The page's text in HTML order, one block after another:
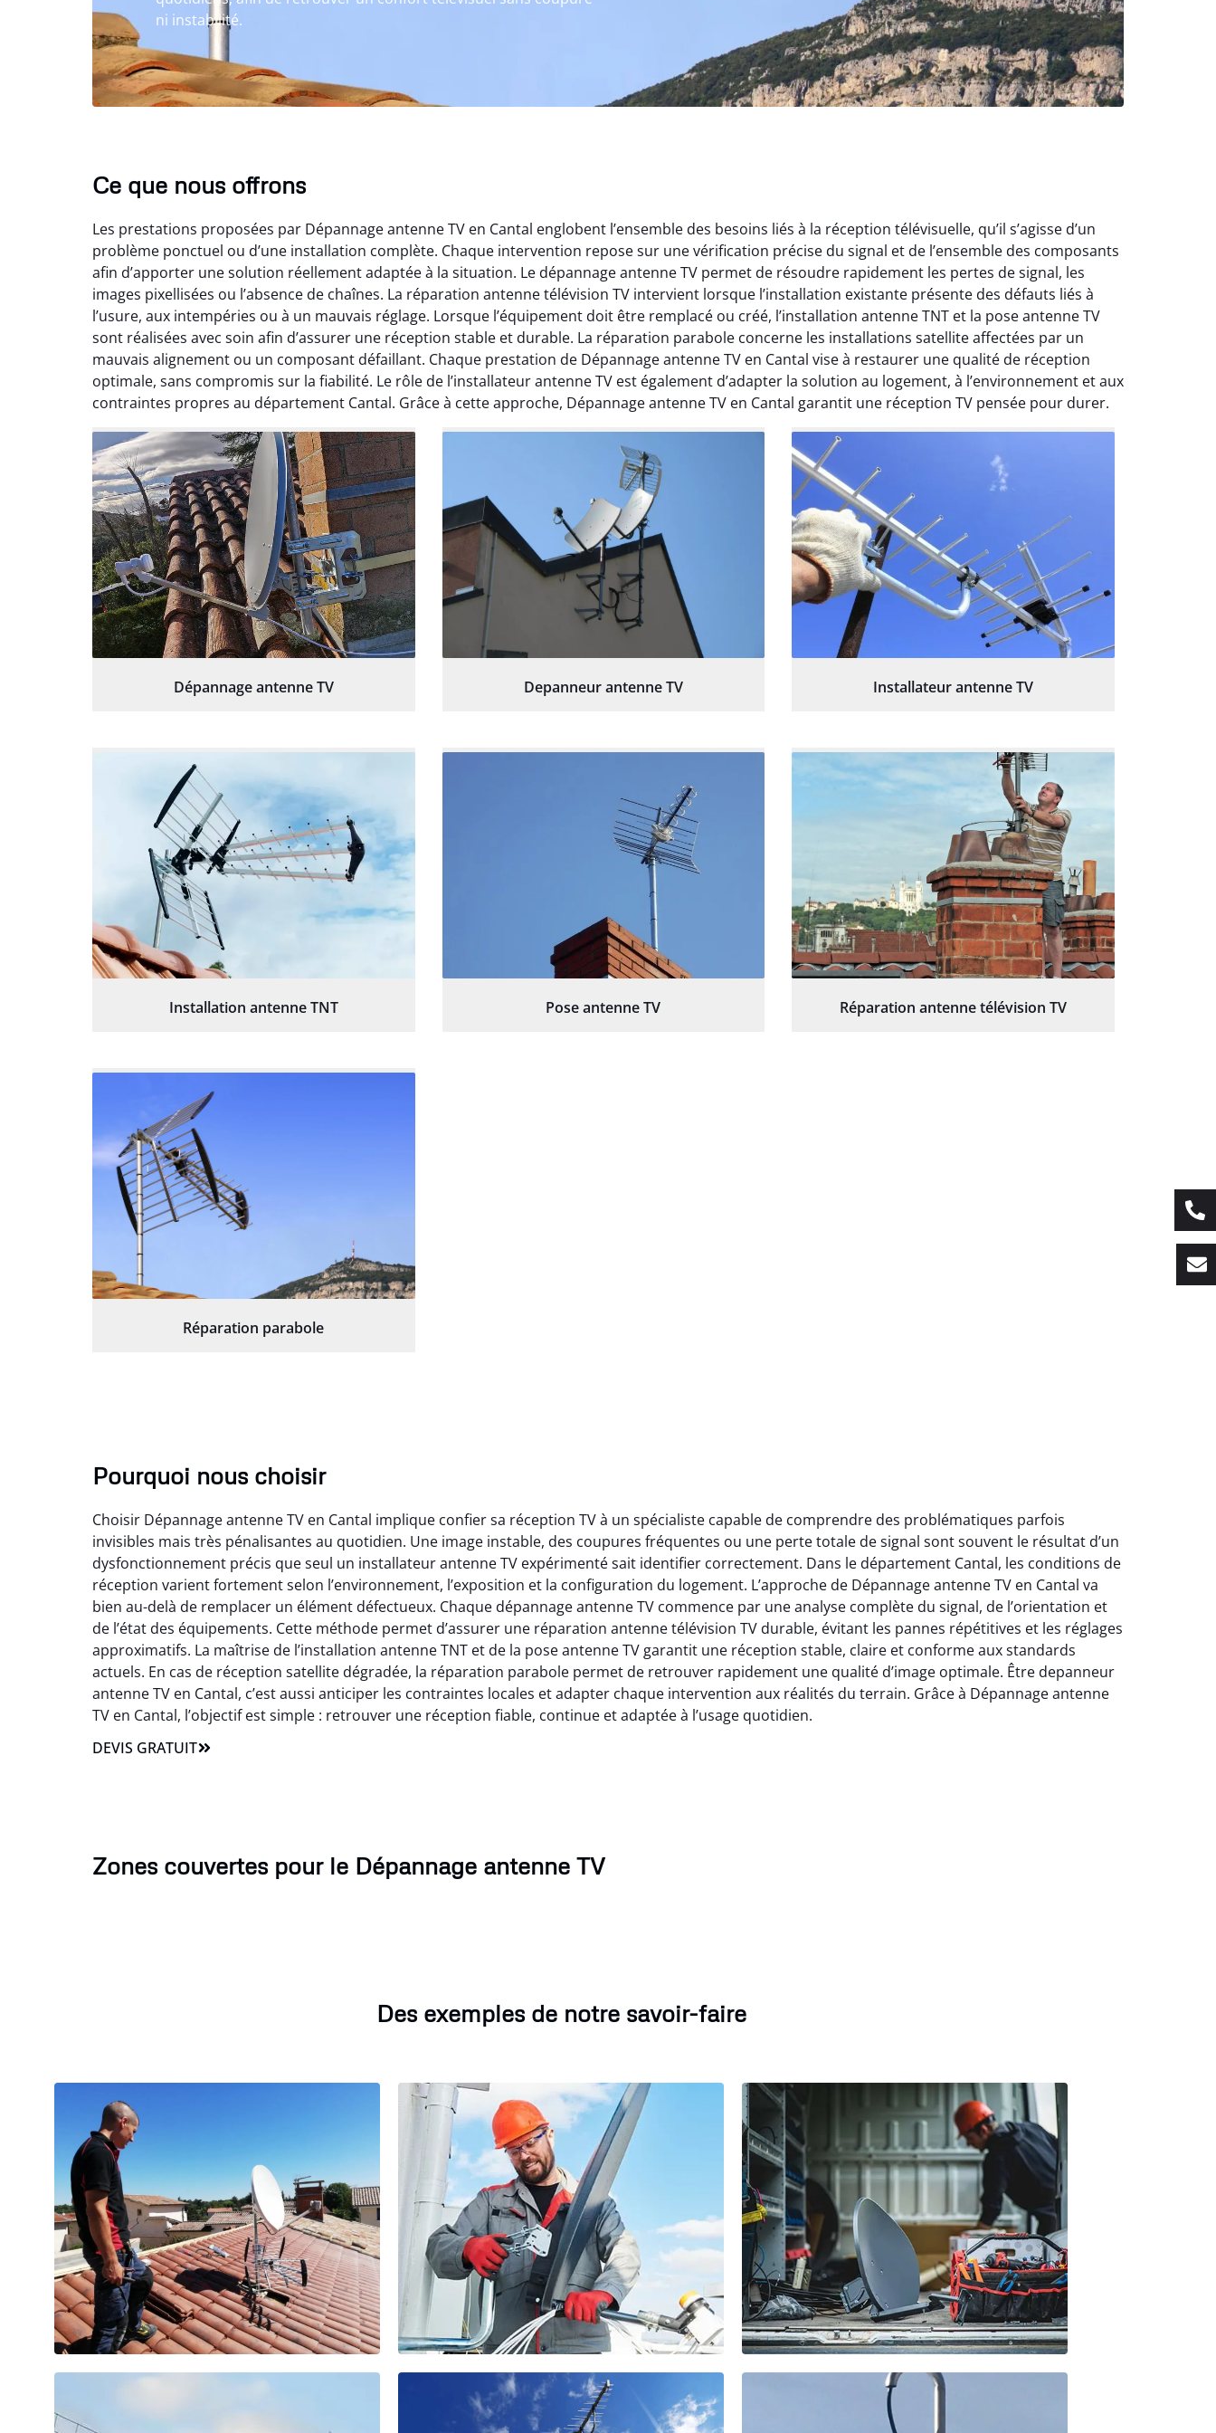
ni instabilité.
Ce que nous offrons
Les prestations proposées par Dépannage antenne TV en Cantal englobent l’ensemble des besoins liés à la réception télévisuelle, qu’il s’agisse d’un
problème ponctuel ou d’une installation complète. Chaque intervention repose sur une vérification précise du signal et de l’ensemble des composants
afin d’apporter une solution réellement adaptée à la situation. Le dépannage antenne TV permet de résoudre rapidement les pertes de signal, les
images pixellisées ou l’absence de chaînes. La réparation antenne télévision TV intervient lorsque l’installation existante présente des défauts liés à
l’usure, aux intempéries ou à un mauvais réglage. Lorsque l’équipement doit être remplacé ou créé, l’installation antenne TNT et la pose antenne TV
sont réalisées avec soin afin d’assurer une réception stable et durable. La réparation parabole concerne les installations satellite affectées par un
mauvais alignement ou un composant défaillant. Chaque prestation de Dépannage antenne TV en Cantal vise à restaurer une qualité de réception
optimale, sans compromis sur la fiabilité. Le rôle de l’installateur antenne TV est également d’adapter la solution au logement, à l’environnement et aux
contraintes propres au département Cantal. Grâce à cette approche, Dépannage antenne TV en Cantal garantit une réception TV pensée pour durer.
Dépannage antenne TV Depanneur antenne TV Installateur antenne TV
Installation antenne TNT Pose antenne TV Réparation antenne télévision TV
Réparation parabole
Pourquoi nous choisir
Choisir Dépannage antenne TV en Cantal implique confier sa réception TV à un spécialiste capable de comprendre des problématiques parfois
invisibles mais très pénalisantes au quotidien. Une image instable, des coupures fréquentes ou une perte totale de signal sont souvent le résultat d’un
dysfonctionnement précis que seul un installateur antenne TV expérimenté sait identifier correctement. Dans le département Cantal, les conditions de
réception varient fortement selon l’environnement, l’exposition et la configuration du logement. L’approche de Dépannage antenne TV en Cantal va
bien au-delà de remplacer un élément défectueux. Chaque dépannage antenne TV commence par une analyse complète du signal, de l’orientation et
de l’état des équipements. Cette méthode permet d’assurer une réparation antenne télévision TV durable, évitant les pannes répétitives et les réglages
approximatifs. La maîtrise de l’installation antenne TNT et de la pose antenne TV garantit une réception stable, claire et conforme aux standards
actuels. En cas de réception satellite dégradée, la réparation parabole permet de retrouver rapidement une qualité d’image optimale. Être depanneur
antenne TV en Cantal, c’est aussi anticiper les contraintes locales et adapter chaque intervention aux réalités du terrain. Grâce à Dépannage antenne
TV en Cantal, l’objectif est simple : retrouver une réception fiable, continue et adaptée à l’usage quotidien.
DEVIS GRATUIT
Zones couvertes pour le Dépannage antenne TV
Des exemples de notre savoir-faire